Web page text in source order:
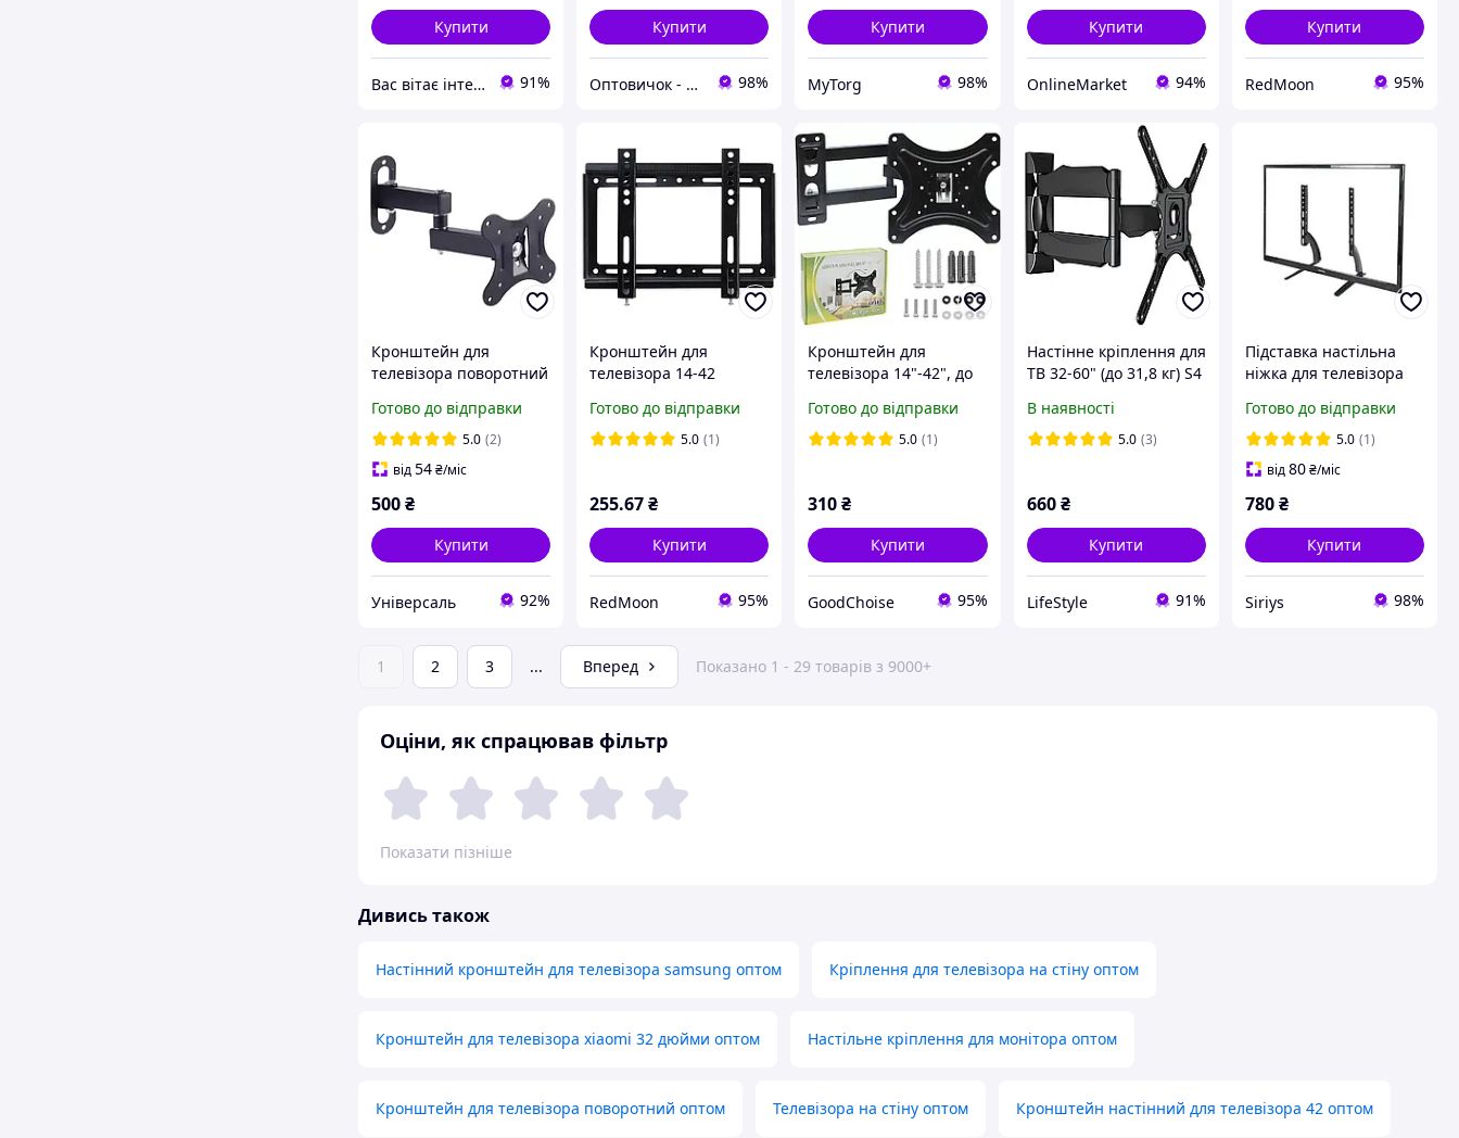
Купити
Вас вітає інтернет магазин SvetOn! 91%
Купити
Оптовичок - Одеса 98%
Купити
MyTorg 98%
Купити
OnlineMarket 94%
Купити
RedMoon 95%
Кронштейн для
телевізора поворотний
Кронштейн поворотне
кріплення для
телевізора ТВ ТОР
Готово до відправки
5.0 (2)
від54₴/міс
500₴
Купити
Універсаль 92%
Кронштейн для
телевізора 14-42
кріплення для
телевізора і монітора
Готово до відправки
5.0 (1)
255.67₴
Купити
RedMoon 95%
Кронштейн для
телевізора 14"-42", до
кріплення для
телевізора /
Готово до відправки
5.0 (1)
310₴
Купити
GoodChoise 95%
Настінне кріплення для
ТВ 32-60" (до 31,8 кг) S4
телевізора / Кріплення
для телевізора на стіну
В наявності
5.0 (3)
660 ₴
Купити
LifeStyle 91%
Підставка настільна
ніжка для телевізора
star d701 14-42 для ТБ
монітора
Готово до відправки
5.0 (1)
від80₴/міс
780₴
Купити
Siriys 98%
1 2 3 ... Вперед Показано 1 - 29 товарів з 9000+
Оціни, як спрацював фільтр
Показати пізніше
Дивись також
Настінний кронштейн для телевізора samsung оптом Кріплення для телевізора на стіну оптом
Кронштейн для телевізора xiaomi 32 дюйми оптом Настільне кріплення для монітора оптом
Кронштейн для телевізора поворотний оптом Телевізора на стіну оптом Кронштейн настінний для телевізора 42 оптом